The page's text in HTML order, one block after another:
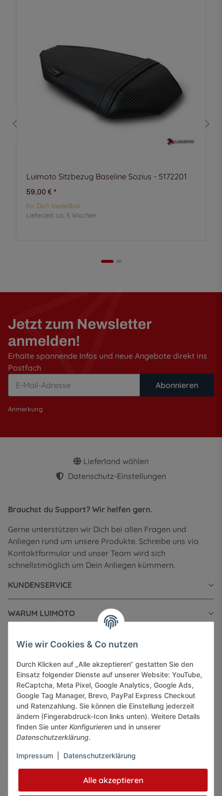
Luimoto Sitzbezug Baseline Sozius - 5172201
59,00 € *
für Dich bestellbar
Lieferzeit: ca. 5 Wochen
Jetzt zum Newsletter
anmelden!
Erhalte spannende Infos und neue Angebote direkt ins
Postfach
Abonnieren
Anmerkung
Lieferland wählen
Datenschutz-Einstellungen
Brauchst du Support? Wir helfen gern.
Gerne unterstützen wir Dich bei allen Fragen und
Anliegen rund um unsere Produkte. Schreibe uns via
Kontaktformular und unser Team wird sich
schnellstmöglich um Dein Anliegen kümmern.
KUNDENSERVICE
WARUM LUIMOTO
INFORMATIONEN
GESETZLICHE INFORMATIONEN
Sicher bezahlen via:
Wie wir Cookies & Co nutzen
Durch Klicken auf „Alle akzeptieren“ gestatten Sie den
Einsatz folgender Dienste auf unserer Website: YouTube,
ReCaptcha, Meta Pixel, Google Analytics, Google Ads,
Google Tag Manager, Brevo, PayPal Express Checkout
und Ratenzahlung. Sie können die Einstellung jederzeit
ändern (Fingerabdruck-Icon links unten). Weitere Details
finden Sie unter Konfigurieren und in unserer
Datenschutzerklärung.
Impressum Datenschutzerklärung
Alle akzeptieren